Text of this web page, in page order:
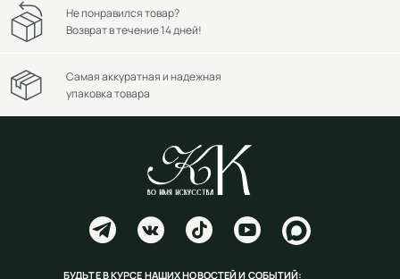
Не понравился товар?
Возврат в течение 14 дней!
Самая аккуратная и надежная
упаковка товара
БУДЬТЕ В КУРСЕ НАШИХ НОВОСТЕЙ И СОБЫТИЙ: